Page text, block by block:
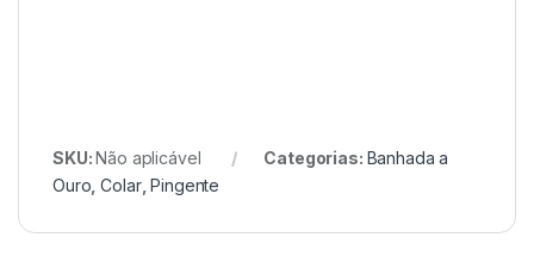
SKU:Não aplicável Categorias: Banhada a
Ouro ,Colar,Pingente